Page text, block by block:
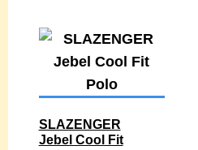
SLAZENGER
Jebel Cool Fit